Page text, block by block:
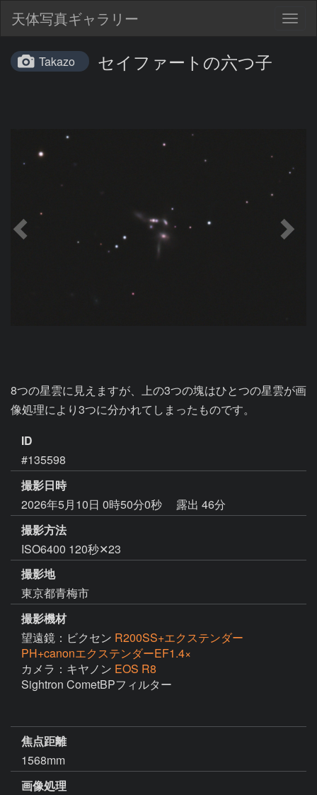
天体写真ギャラリー
Takazo セイファートの六つ子
8つの星雲に見えますが、上の3つの塊はひとつの星雲が画
ID
#135598
撮影日時
2026年5月10日 0時50分0秒
露出 46分
撮影方法
ISO6400 120秒✕23
撮影地
東京都青梅市
撮影機材
望遠鏡：ビクセン R200SS+エクステンダー
PH+canonエクステンダーEF1.4×
カメラ：キヤノン EOS R8
Sightron CometBPフィルター
焦点距離
1568mm
画像処理